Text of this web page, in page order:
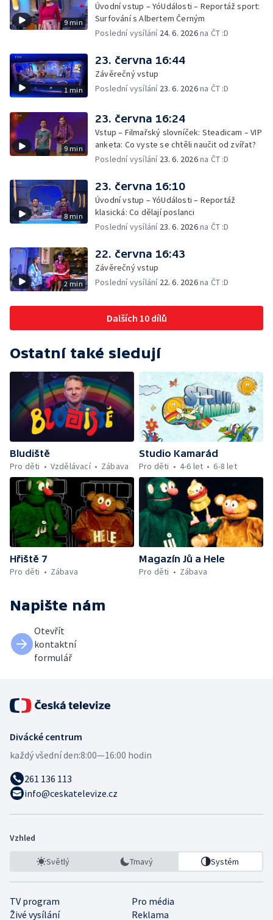
9 min
Úvodní vstup – YóUdálosti – Reportáž sport:
Surfování s Albertem Černým
Poslední vysílání 24. 6. 2026na ČT :D
1 min
23. června 16:44
Závěrečný vstup
Poslední vysílání 23. 6. 2026na ČT :D
9 min
23. června 16:24
Vstup – Filmařský slovníček: Steadicam – VIP
anketa: Co vyste se chtěli naučit od zvířat?
Poslední vysílání 23. 6. 2026na ČT :D
8 min
23. června 16:10
Úvodní vstup – YóUdálosti – Reportáž
klasická: Co dělají poslanci
Poslední vysílání 23. 6. 2026na ČT :D
2 min
22. června 16:43
Závěrečný vstup
Poslední vysílání 22. 6. 2026na ČT :D
Dalších 10 dílů
Ostatní také sledují
Bludiště
Pro děti
Vzdělávací Zábava
Studio Kamarád
Pro děti
4-6 let 6-8 let
Hřiště 7
Pro děti
Zábava
Magazín Jů a Hele
Pro děti
Zábava
Napište nám
Otevřít
kontaktní
formulář
Divácké centrum
každý všední den:8:00—16:00 hodin
261 136 113
info@ceskatelevize.cz
Vzhled
Světlý Tmavý Systém
TV program
Pro média
Živé vysílání
Reklama